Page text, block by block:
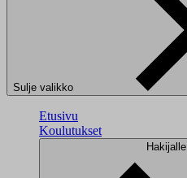
Sulje valikko
Etusivu
Koulutukset
Hakijalle